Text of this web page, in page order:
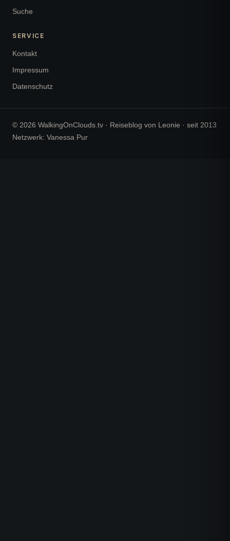
Suche
SERVICE
Kontakt
Impressum
Datenschutz
© 2026 WalkingOnClouds.tv · Reiseblog von Leonie · seit 2013
Netzwerk: Vanessa Pur